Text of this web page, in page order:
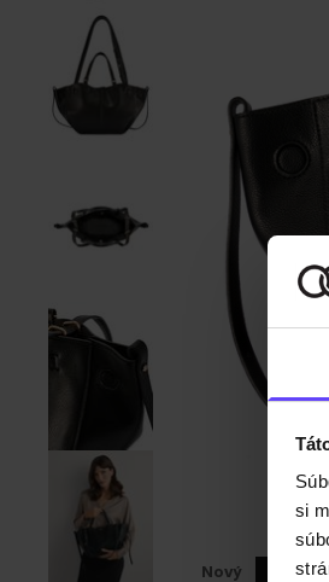
si
Nový NEW20